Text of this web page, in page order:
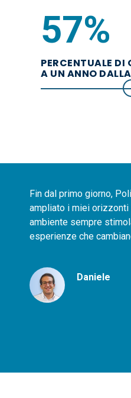
90%
PERCENTUALE
A UN ANNO
Fin dal primo giorno,
ampliato i miei orizzonti
ambiente sempre
esperienze che
Immagine Daniele